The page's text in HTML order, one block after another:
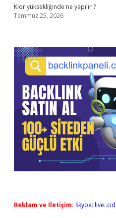
Klor yüksekliğinde ne yapılır ?
Temmuz 25, 2026
Reklam ve İletişim: Skype: